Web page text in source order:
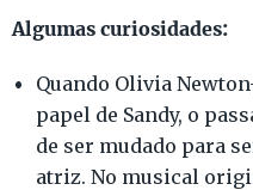
Algumas curiosidades:
Quando Olivia
papel de Sandy, o
de ser mudado para
atriz. No musical